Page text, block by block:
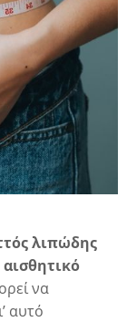
λιπώδης
αισθητικό
να
αυτό